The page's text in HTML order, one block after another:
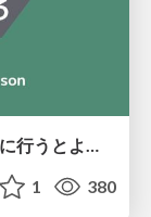
「品質のつくりこみ」と「リリース後に行うとよいテスト活動」を体験する
1 380